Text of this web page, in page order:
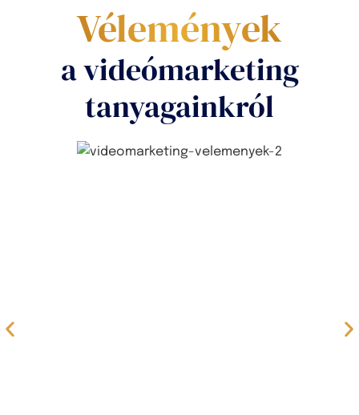
Vélemények
a videómarketing
tanyagainkról